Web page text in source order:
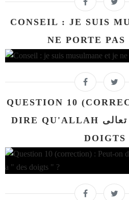
CONSEIL : JE SUIS
NE PORTE
QUESTION 10
DIRE QU'ALLAH سبحانه و تعالى A " DES
DOIGTS